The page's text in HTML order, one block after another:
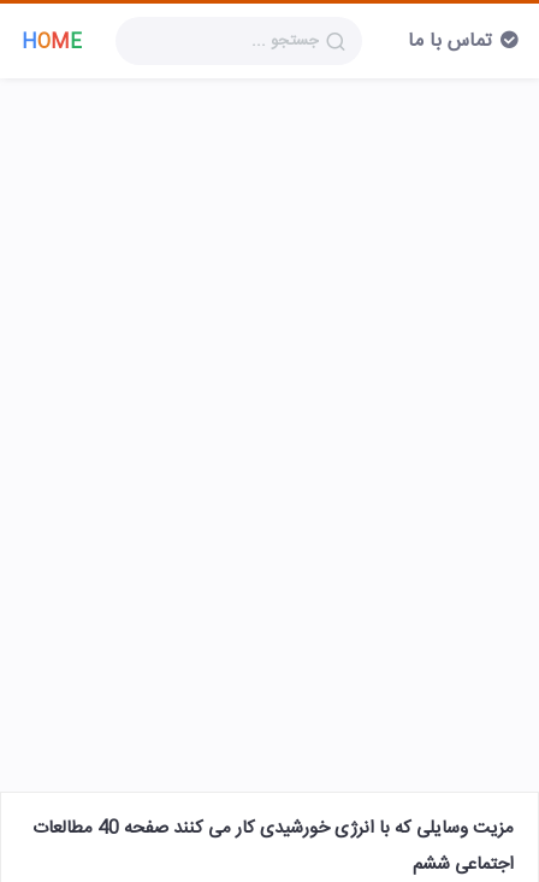
HOME تماس با ما
مزیت وسایلی که با انرژی خورشیدی کار می کنند صفحه 40 مطالعات
اجتماعی ششم